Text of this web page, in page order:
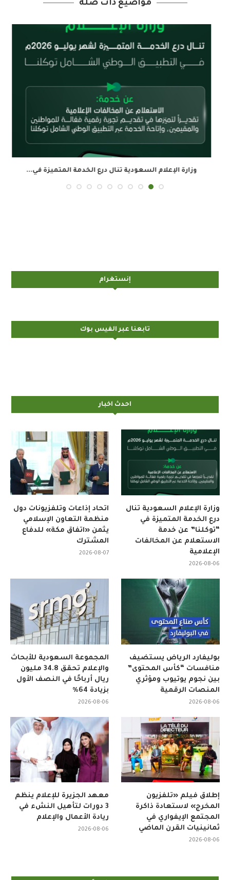
مواضيع ذات صلة
وزارة الإعلام السعودية تنال درع الخدمة المتميزة في...
إنستغرام
تابعنا عبر الفيس بوك
احدث اخبار
اتحاد إذاعات وتلفزيونات دول
منظمة التعاون الإسلامي
يثمن «اتفاق مكة» للدفاع
المشترك
2026-08-07
وزارة الإعلام السعودية تنال
درع الخدمة المتميزة في
“توكلنا” عن خدمة
الاستعلام عن المخالفات
الإعلامية
2026-08-06
المجموعة السعودية للأبحاث
والإعلام تحقق 34.8 مليون
ريال أرباحًا في النصف الأول
بزيادة 64%
2026-08-06
بوليفارد الرياض يستضيف
منافسات “كأس المحتوى”
بين نجوم يوتيوب ومؤثري
المنصات الرقمية
2026-08-06
معهد الجزيرة للإعلام ينظم
3 دورات لتأهيل النشء في
ريادة الأعمال والإعلام
2026-08-06
إطلاق فيلم «تلفزيون
المخرج» لاستعادة ذاكرة
المجتمع الإيفواري في
ثمانينيات القرن الماضي
2026-08-06